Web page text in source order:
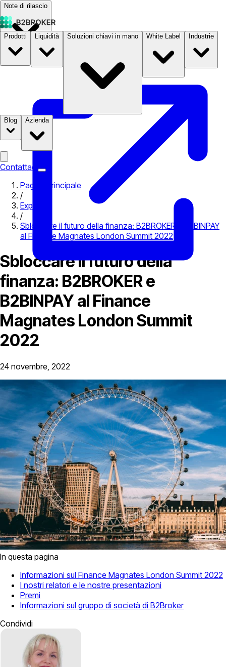
Note di rilascio
PrezziB2STORE
Prodotti Liquidità Soluzioni chiavi in mano White Label Industrie
Blog Azienda
Contattaci
Pagina principale
/
Expo
/
Sbloccare il futuro della finanza: B2BROKER e B2BINPAY
al Finance Magnates London Summit 2022
Sbloccare il futuro della
finanza: B2BROKER e
B2BINPAY al Finance
Magnates London Summit
2022
24 novembre, 2022
In questa pagina
Informazioni sul Finance Magnates London Summit 2022
I nostri relatori e le nostre presentazioni
Premi
Informazioni sul gruppo di società di B2Broker
Condividi